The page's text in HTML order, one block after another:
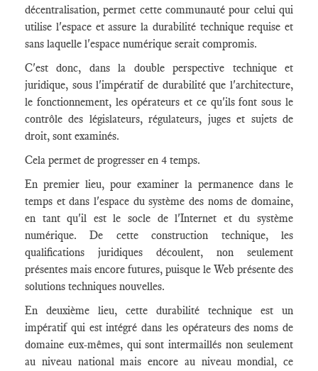
décentralisation, permet cette communauté pour celui qui
utilise l'espace et assure la durabilité technique requise et
sans laquelle l'espace numérique serait compromis.
C'est donc, dans la double perspective technique et
juridique, sous l'impératif de durabilité que l'architecture,
le fonctionnement, les opérateurs et ce qu'ils font sous le
contrôle des législateurs, régulateurs, juges et sujets de
droit, sont examinés.
Cela permet de progresser en 4 temps.
En premier lieu, pour examiner la permanence dans le
temps et dans l'espace du système des noms de domaine,
en tant qu'il est le socle de l'Internet et du système
numérique. De cette construction technique, les
qualifications juridiques découlent, non seulement
présentes mais encore futures, puisque le Web présente des
solutions techniques nouvelles.
En deuxième lieu, cette durabilité technique est un
impératif qui est intégré dans les opérateurs des noms de
domaine eux-mêmes, qui sont intermaillés non seulement
au niveau national mais encore au niveau mondial, ce